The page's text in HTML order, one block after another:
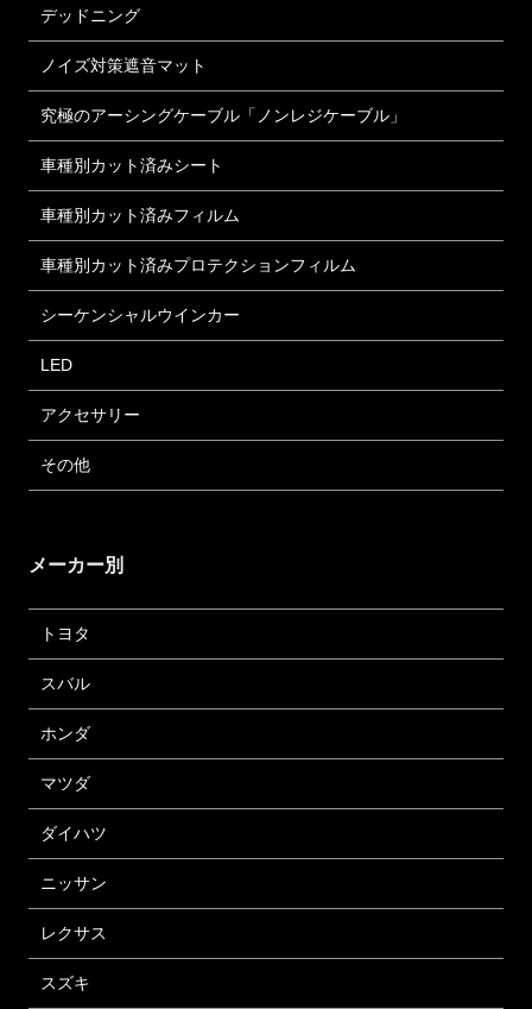
デッドニング
ノイズ対策遮音マット
究極のアーシングケーブル「ノンレジケーブル」
車種別カット済みシート
車種別カット済みフィルム
車種別カット済みプロテクションフィルム
シーケンシャルウインカー
LED
アクセサリー
その他
メーカー別
トヨタ
スバル
ホンダ
マツダ
ダイハツ
ニッサン
レクサス
スズキ